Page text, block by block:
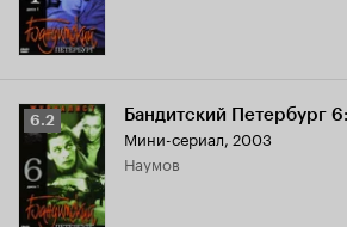
Рейтинг
Кинопоиска
6.2
6.2 Бандитский Петербург
Мини-сериал, 2003
Наумов